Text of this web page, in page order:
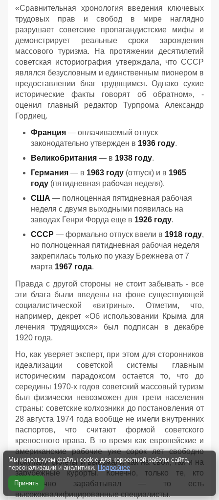
«Сравнительная хронология введения ключевых
трудовых прав и свобод в мире наглядно
разрушает советские пропагандистские мифы и
демонстрирует реальные сроки зарождения
массового туризма. На протяжении десятилетий
советская историография утверждала, что СССР
являлся безусловным и единственным пионером в
предоставлении благ трудящимся. Однако сухие
исторические факты говорят об обратном», -
оценил главный редактор Турпрома Александр
Гордиец.
Франция — оплачиваемый отпуск
законодательно утвержден в 1936 году.
Великобритания — в 1938 году.
Германия — в 1963 году (отпуск) и в 1965
году (пятидневная рабочая неделя).
США — полноценная пятидневная рабочая
неделя с двумя выходными появилась на
заводах Генри Форда еще в 1926 году.
СССР — формально отпуск ввели в 1918 году,
но полноценная пятидневная рабочая неделя
закрепилась только по указу Брежнева от 7
марта 1967 года.
Правда с другой стороны не стоит забывать - все
эти блага были введены на фоне существующей
социалистической «витрины». Отметим, что,
например, декрет «Об использовании Крыма для
лечения трудящихся» был подписан в декабре
1920 года.
Но, как уверяет эксперт, при этом для сторонников
идеализации советской системы главным
историческим парадоксом остается то, что до
середины 1970-х годов советский массовый туризм
был физически невозможен для трети населения
страны: советские колхозники до постановления от
28 августа 1974 года вообще не имели внутренних
паспортов, что считают формой советского
крепостного права. В то время как европейские и
американские рабочие уже сорок лет свободно
покупали билеты и выезжали как на свои, так и на
зарубежные курорты. Конечно, только те, кто
достаточно зарабатывал — то есть
высококвалифицированные специалисты.
Мы используем файлы cookie для корректной работы сайта,
персонализации и аналитики. Подробнее
Принять